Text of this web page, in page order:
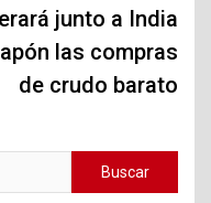
junto a India
las compras
de crudo barato